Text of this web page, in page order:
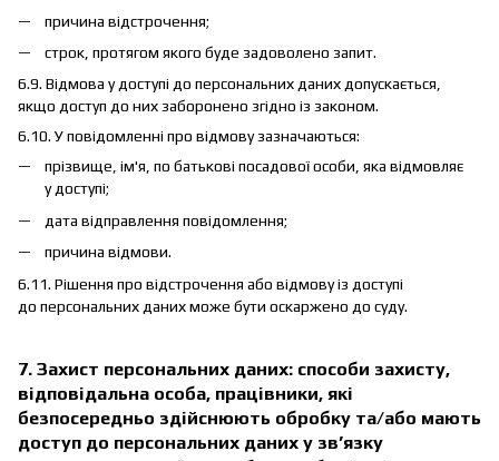
причина відстрочення;
строк, протягом якого буде задоволено запит.
6.9. Відмова у доступі до персональних даних допускається,
якщо доступ до них заборонено згідно із законом.
6.10. У повідомленні про відмову зазначаються:
прізвище, ім'я, по батькові посадової особи, яка відмовляє
у доступі;
дата відправлення повідомлення;
причина відмови.
6.11. Рішення про відстрочення або відмову із доступі
до персональних даних може бути оскаржено до суду.
7. Захист персональних даних: способи захисту,
відповідальна особа, працівники, які
безпосередньо здійснюють обробку та/або мають
доступ до персональних даних у зв’язку